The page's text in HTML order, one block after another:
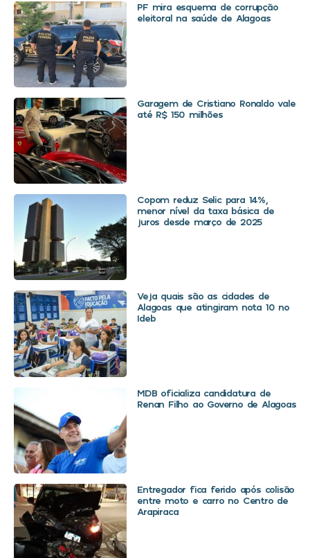
PF mira esquema de corrupção
eleitoral na saúde de Alagoas
Garagem de Cristiano Ronaldo vale
até R$ 150 milhões
Copom reduz Selic para 14%,
menor nível da taxa básica de
juros desde março de 2025
Veja quais são as cidades de
Alagoas que atingiram nota 10 no
Ideb
MDB oficializa candidatura de
Renan Filho ao Governo de Alagoas
Entregador fica ferido após colisão
entre moto e carro no Centro de
Arapiraca